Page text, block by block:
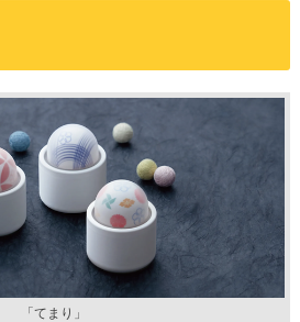
「てまり」